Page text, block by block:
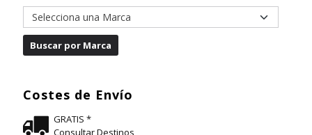
Costes de Envío
GRATIS *
Consultar Destinos